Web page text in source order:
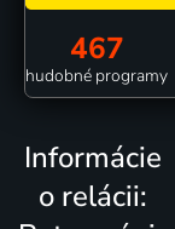
467
hudobné programy
Informácie
o relácii: